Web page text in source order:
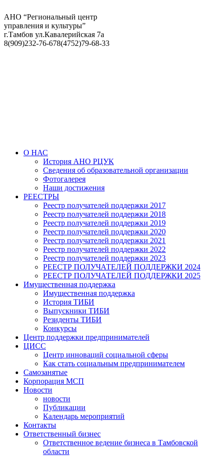
АНО “Региональный центр
управления и культуры”
г.Тамбов ул.Кавалерийская 7а
8(909)232-76-678(4752)79-68-33
О НАС
История АНО РЦУК
Сведения об образовательной организации
Фотогалерея
Наши достижения
РЕЕСТРЫ
Реестр получателей поддержки 2017
Реестр получателей поддержки 2018
Реестр получателей поддержки 2019
Реестр получателей поддержки 2020
Реестр получателей поддержки 2021
Реестр получателей поддержки 2022
Реестр получателей поддержки 2023
РЕЕСТР ПОЛУЧАТЕЛЕЙ ПОДДЕРЖКИ 2024
РЕЕСТР ПОЛУЧАТЕЛЕЙ ПОДДЕРЖКИ 2025
Имущественная поддержка
Имущественная поддержка
История ТИБИ
Выпускники ТИБИ
Резиденты ТИБИ
Конкурсы
Центр поддержки предпринимателей
ЦИСС
Центр инноваций социальной сферы
Как стать социальным предпринимателем
Самозанятые
Корпорация МСП
Новости
новости
Публикации
Календарь мероприятий
Контакты
Ответственный бизнес
Ответственное ведение бизнеса в Тамбовской
области